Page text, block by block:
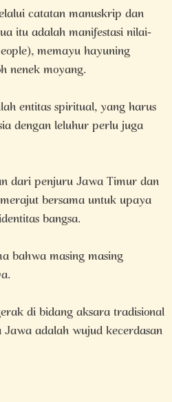
catatan manuskrip dan
itu adalah manifestasi nilai-
memayu hayuning
nenek moyang.
entitas spiritual, yang harus
dengan leluhur perlu juga
dari penjuru Jawa Timur dan
bersama untuk upaya
bangsa.
bahwa masing masing
di bidang aksara tradisional
adalah wujud kecerdasan